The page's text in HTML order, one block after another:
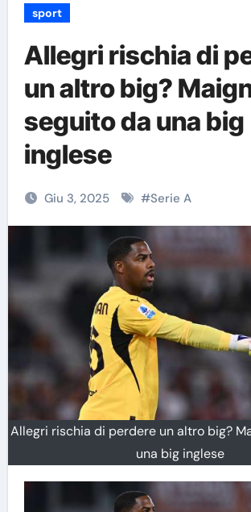
sport
Allegri rischia di
un altro big?
seguito da una big
inglese
Giu 3, 2025 #Serie A
Allegri rischia di perdere un altro big?
una big inglese